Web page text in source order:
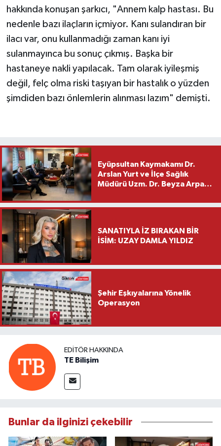
hakkında konuşan şarkıcı, "Annem kalp hastası. Bu
nedenle bazı ilaçların içmiyor. Kanı sulandıran bir
ilacı var, onu kullanmadığı zaman kanı iyi
sulanmayınca bu sonuç çıkmış. Başka bir
hastaneye nakli yapılacak. Tam olarak iyileşmiş
değil, felç olma riski taşıyan bir hastalık o yüzden
şimdiden bazı önlemlerin alınması lazım" demişti.
Eyüpsultan Kaymakamı Dr.
Arslan Yurt ve İlçe Sağlık
Müdürü Uzm. Dr. Beyza Arpacı
Ziyareti
SANATIYLA İZ BIRAKAN BİR
İSİM: UZAY DAMLA YILDIZ
Şehir Eşkıyalarına Yönelik
Operasyon
EDITÖR HAKKINDA
TE Bilişim
Bunlar da ilginizi çekebilir